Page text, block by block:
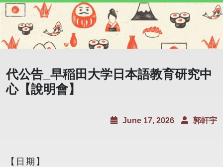
代公告_早稲田大学日本語教育研究中
心【說明會】
June 17, 2026 郭軒宇
【日期】